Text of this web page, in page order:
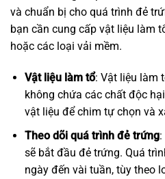
và chuẩn bị cho quá trình đẻ
bạn cần cung cấp vật liệu làm
hoặc các loại vải mềm.
Vật liệu làm tổ: Vật liệu làm
không chứa các chất độc
vật liệu để chim tự chọn và
Theo dõi quá trình đẻ trứng:
sẽ bắt đầu đẻ trứng. Quá
ngày đến vài tuần, tùy theo